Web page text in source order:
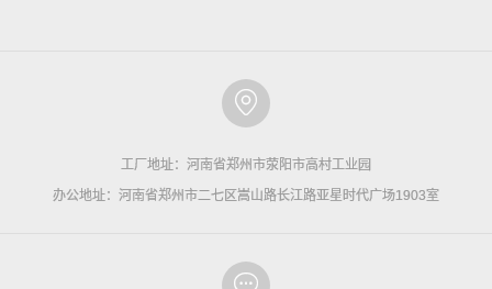
工厂地址：河南省郑州市荥阳市高村工业园
办公地址：河南省郑州市二七区嵩山路长江路亚星时代广场1903室